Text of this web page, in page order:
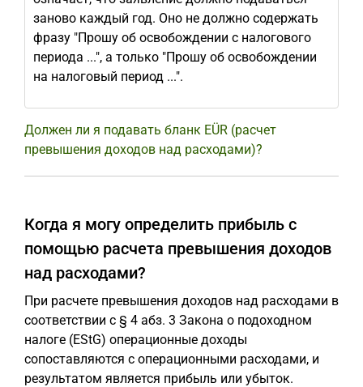
заново каждый год. Оно не должно содержать
фразу "Прошу об освобождении с налогового
периода ...", а только "Прошу об освобождении
на налоговый период ...".
Должен ли я подавать бланк EÜR (расчет
превышения доходов над расходами)?
Когда я могу определить прибыль с
помощью расчета превышения доходов
над расходами?
При расчете превышения доходов над расходами в
соответствии с § 4 абз. 3 Закона о подоходном
налоге (EStG) операционные доходы
сопоставляются с операционными расходами, и
результатом является прибыль или убыток.